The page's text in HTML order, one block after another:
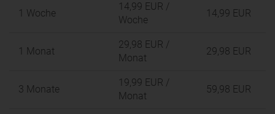
1 Woche
14,99 EUR /
Woche
14,99 EUR
1 Monat
29,98 EUR /
Monat
29,98 EUR
3 Monate
19,99 EUR /
Monat
59,98 EUR